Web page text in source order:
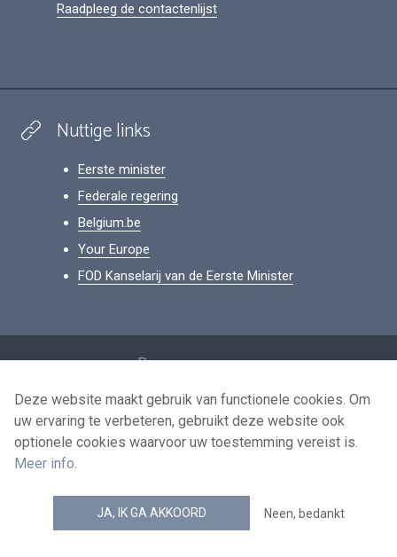
Raadpleeg de contactenlijst
Nuttige links
Eerste minister
Federale regering
Belgium.be
Your Europe
FOD Kanselarij van de Eerste Minister
Persoonsgegevens
Voorwaarden voor het hergebruik
Contacteer ons
news.belgium RSS feed
© 2026 - news.belgium.be
Deze website maakt gebruik van functionele cookies. Om
uw ervaring te verbeteren, gebruikt deze website ook
optionele cookies waarvoor uw toestemming vereist is.
Meer info.
JA, IK GA AKKOORD Neen, bedankt